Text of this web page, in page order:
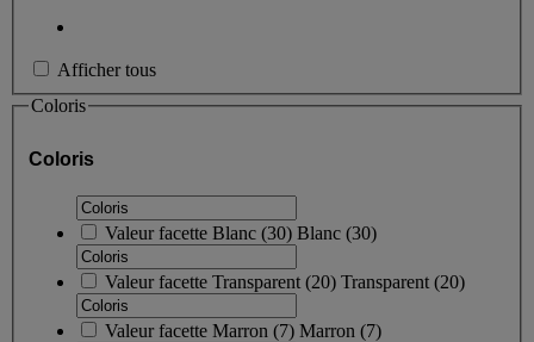
Afficher tous
Coloris
Coloris
Valeur facette Blanc (30) Blanc (30)
Valeur facette Transparent (20) Transparent (20)
Valeur facette Marron (7) Marron (7)